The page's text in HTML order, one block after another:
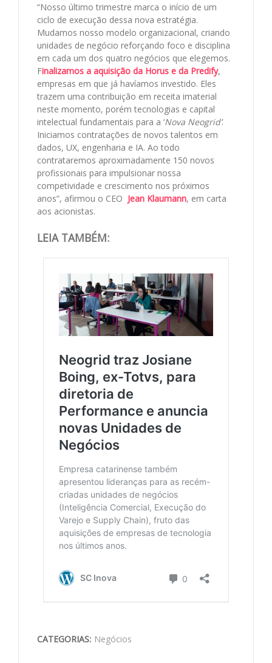
“Nosso último trimestre marca o início de um
ciclo de execução dessa nova estratégia.
Mudamos nosso modelo organizacional, criando
unidades de negócio reforçando foco e disciplina
em cada um dos quatro negócios que elegemos.
Finalizamos a aquisição da Horus e da Predify,
empresas em que já havíamos investido. Eles
trazem uma contribuição em receita imaterial
neste momento, porém tecnologias e capital
intelectual fundamentais para a ‘Nova Neogrid’.
Iniciamos contratações de novos talentos em
dados, UX, engenharia e IA. Ao todo
contrataremos aproximadamente 150 novos
profissionais para impulsionar nossa
competividade e crescimento nos próximos
anos”, afirmou o CEO Jean Klaumann, em carta
aos acionistas.
LEIA TAMBÉM:
CATEGORIAS: Negócios